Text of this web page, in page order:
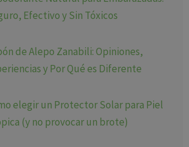
Efectivo y Sin Tóxicos
de Alepo Zanabili: Opiniones,
y Por Qué es Diferente
elegir un Protector Solar para Piel
(y no provocar un brote)